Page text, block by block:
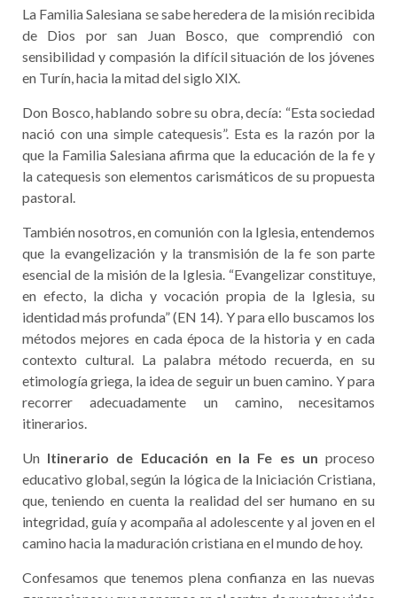
La Familia Salesiana se sabe heredera de la misión recibida
de Dios por san Juan Bosco, que comprendió con
sensibilidad y compasión la difícil situación de los jóvenes
en Turín, hacia la mitad del siglo XIX.
Don Bosco, hablando sobre su obra, decía: “Esta sociedad
nació con una simple catequesis”. Esta es la razón por la
que la Familia Salesiana afirma que la educación de la fe y
la catequesis son elementos carismáticos de su propuesta
pastoral.
También nosotros, en comunión con la Iglesia, entendemos
que la evangelización y la transmisión de la fe son parte
esencial de la misión de la Iglesia. “Evangelizar constituye,
en efecto, la dicha y vocación propia de la Iglesia, su
identidad más profunda” (EN 14). Y para ello buscamos los
métodos mejores en cada época de la historia y en cada
contexto cultural. La palabra método recuerda, en su
etimología griega, la idea de seguir un buen camino. Y para
recorrer adecuadamente un camino, necesitamos
itinerarios.
Un Itinerario de Educación en la Fe es un proceso
educativo global, según la lógica de la Iniciación Cristiana,
que, teniendo en cuenta la realidad del ser humano en su
integridad, guía y acompaña al adolescente y al joven en el
camino hacia la maduración cristiana en el mundo de hoy.
Confesamos que tenemos plena confianza en las nuevas